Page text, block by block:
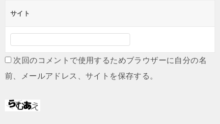
サイト
次回のコメントで使用するためブラウザーに自分の名
前、メールアドレス、サイトを保存する。